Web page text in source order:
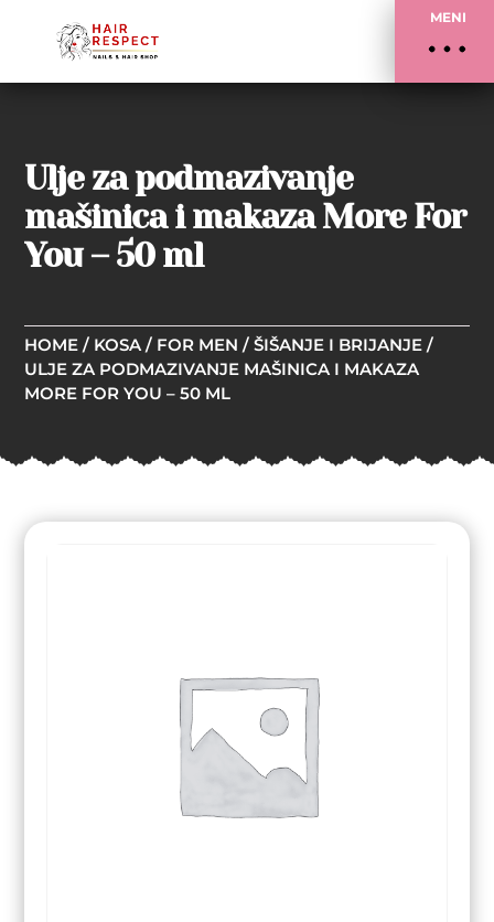
MENI
Ulje za podmazivanje
mašinica i makaza More For
You – 50 ml
HOME / KOSA / FOR MEN /ŠIŠANJE I BRIJANJE /
ULJE ZA PODMAZIVANJE MAŠINICA I MAKAZA
MORE FOR YOU – 50 ML